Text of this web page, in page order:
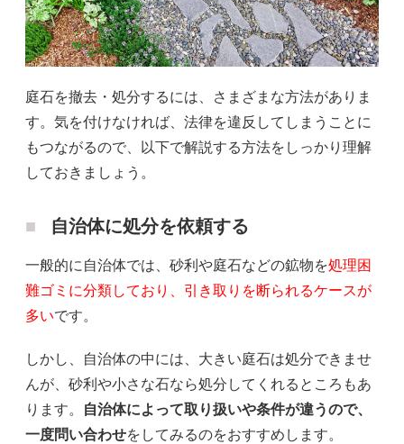
庭石を撤去・処分するには、さまざまな方法がありま
す。気を付けなければ、法律を違反してしまうことに
もつながるので、以下で解説する方法をしっかり理解
しておきましょう。
自治体に処分を依頼する
一般的に自治体では、砂利や庭石などの鉱物を処理困
難ゴミに分類しており、引き取りを断られるケースが
多いです。
しかし、自治体の中には、大きい庭石は処分できませ
んが、砂利や小さな石なら処分してくれるところもあ
ります。
自治体によって取り扱いや条件が違うので、
一度問い合わせをしてみるのをおすすめします。